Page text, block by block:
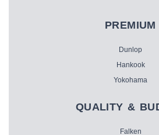
PREMIUM
Dunlop
Hankook
Yokohama
QUALITY &
Falken